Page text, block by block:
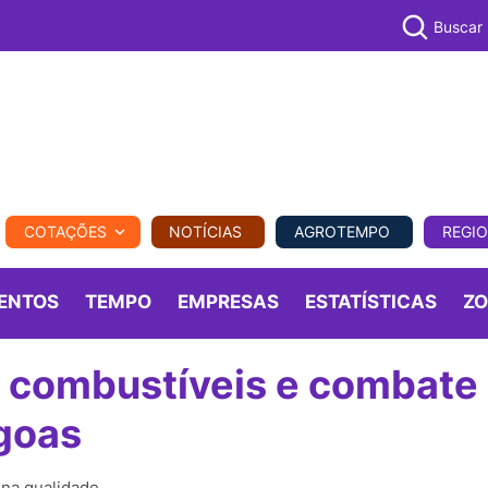
REGIONAL COMERCIAL AGROVIAGENS
Buscar
COTAÇÕES NOTÍCIAS AGROTEMPO
TEMPO EMPRESAS ESTATÍSTICAS
e combate